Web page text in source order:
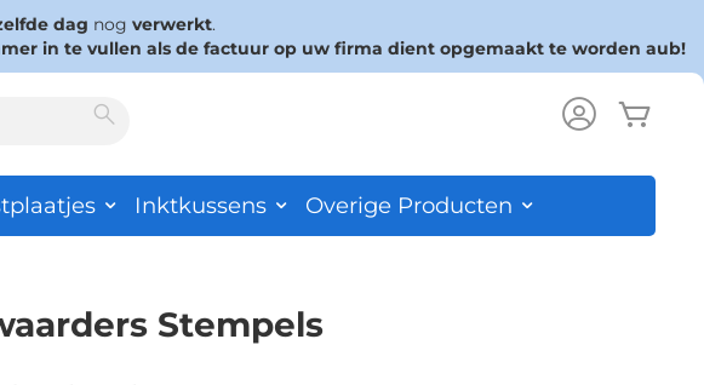
dag nog verwerkt.
in te vullen als de factuur op uw firma dient opgemaakt te worden aub!
Inktkussens Overige Producten
Stempels